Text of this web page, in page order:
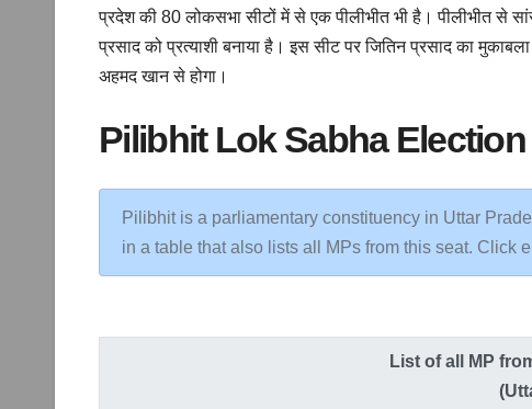
प्रदेश की 80 लोकसभा सीटों में से एक पीलीभीत भी है। पीलीभीत से
प्रसाद को प्रत्याशी बनाया है। इस सीट पर जितिन प्रसाद का
अहमद खान से होगा।
Pilibhit Lok Sabha
Pilibhit is a parliamentary constituency in Uttar
in a table that also lists all MPs from this seat. Click
List of all MP